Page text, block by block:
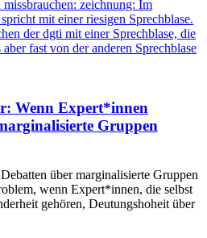
Wenn Expert*innen
Gruppen
über marginalisierte Gruppen
wenn Expert*innen, die selbst
gehören, Deutungshoheit über